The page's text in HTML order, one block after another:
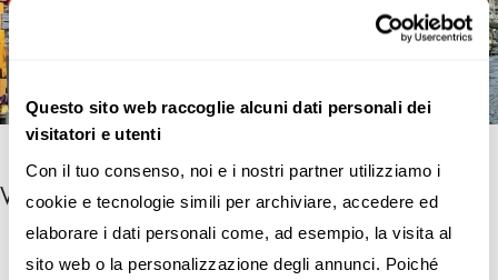
Questo sito web raccoglie alcuni dati personali dei
visitatori e utenti
Con il tuo consenso, noi e i nostri partner utilizziamo i
cookie e tecnologie simili per archiviare, accedere ed
elaborare i dati personali come, ad esempio, la visita al
sito web o la personalizzazione degli annunci. Poiché
VISTE PANORAMICHE
Se ami le passeggiate e l’aria fresca recati inPrinces
Street Garden. Sarà come essere immersi nella natura,